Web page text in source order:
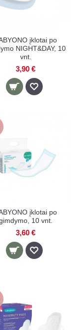
įklotai po
NIGHT&DAY, 10
vnt.
3,90 €
įklotai po
10 vnt.
3,60 €